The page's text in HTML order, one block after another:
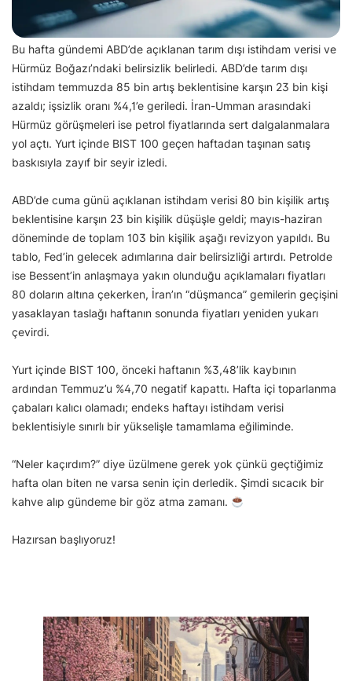
Bu hafta gündemi ABD’de açıklanan tarım dışı istihdam verisi ve
Hürmüz Boğazı’ndaki belirsizlik belirledi. ABD’de tarım dışı
istihdam temmuzda 85 bin artış beklentisine karşın 23 bin kişi
azaldı; işsizlik oranı %4,1’e geriledi. İran-Umman arasındaki
Hürmüz görüşmeleri ise petrol fiyatlarında sert dalgalanmalara
yol açtı. Yurt içinde BIST 100 geçen haftadan taşınan satış
baskısıyla zayıf bir seyir izledi.
ABD’de cuma günü açıklanan istihdam verisi 80 bin kişilik artış
beklentisine karşın 23 bin kişilik düşüşle geldi; mayıs-haziran
döneminde de toplam 103 bin kişilik aşağı revizyon yapıldı. Bu
tablo, Fed’in gelecek adımlarına dair belirsizliği artırdı. Petrolde
ise Bessent’in anlaşmaya yakın olunduğu açıklamaları fiyatları
80 doların altına çekerken, İran’ın “düşmanca” gemilerin geçişini
yasaklayan taslağı haftanın sonunda fiyatları yeniden yukarı
çevirdi.
Yurt içinde BIST 100, önceki haftanın %3,48’lik kaybının
ardından Temmuz’u %4,70 negatif kapattı. Hafta içi toparlanma
çabaları kalıcı olamadı; endeks haftayı istihdam verisi
beklentisiyle sınırlı bir yükselişle tamamlama eğiliminde.
“Neler kaçırdım?” diye üzülmene gerek yok çünkü geçtiğimiz
hafta olan biten ne varsa senin için derledik. Şimdi sıcacık bir
kahve alıp gündeme bir göz atma zamanı.
Hazırsan başlıyoruz!